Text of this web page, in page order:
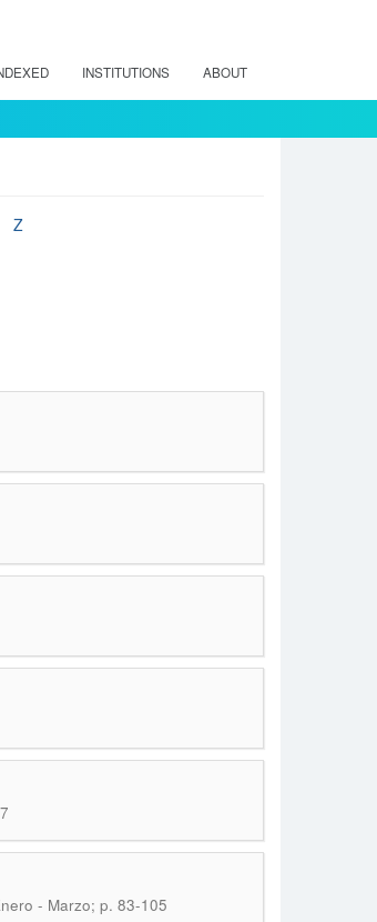
INSTITUTIONS ABOUT
Z
- Marzo; p. 83-105